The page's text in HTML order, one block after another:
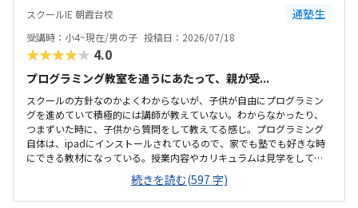
スクールIE 朝霞台校 通塾生
受講時：小4~現在/男の子 投稿日：2026/07/18
★★★★★ 4.0
プログラミング教室を通うにあたって、親が受...
スクールの方針なのかよくわからないが、子供が自由にプログラミン
グを進めていて積極的には講師が教えていない。わからなかったり、
つまずいた時に、子供から質問をして教えてる感じ。プログラミング
自体は、ipadにインストールされているので、家でも塾でも好きな時
にできる教材になっている。授業内容やカリキュラムは見学をしてい
ないので子供の話だが、積極的に講師が教えていないみたい。月1回は
プログラミングで作ったものを発表すると聞いていたが、実施してな
いみたい。駅からは徒歩ですぐ来れる距離で、一本道だから迷うこと
続きを読む(597 字)